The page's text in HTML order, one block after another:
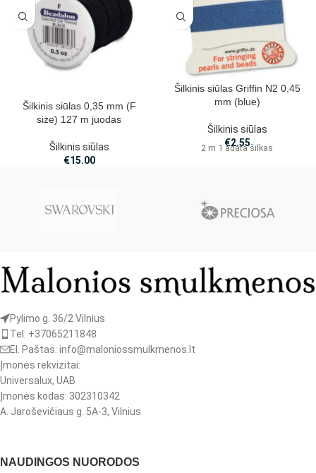
Šilkinis siūlas 0,35 mm (F
size) 127 m juodas
Šilkinis siūlas
€15.00
Šilkinis siūlas Griffin N2 0,45
mm (blue)
Šilkinis siūlas
€2.55
2 m 1 adata šilkas
Pylimo g. 36/2 Vilnius
Tel: +37065211848
El. Paštas: info@maloniossmulkmenos.lt
Įmonės rekvizitai:
Universalux, UAB
Įmonės kodas: 302310342
A. Jaroševičiaus g. 5A-3, Vilnius
NAUDINGOS NUORODOS